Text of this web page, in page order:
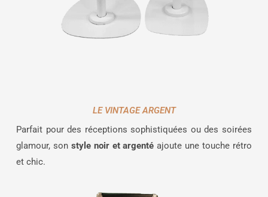
LE VINTAGE ARGENT
Parfait pour des réceptions sophistiquées ou des soirées
glamour, son style noir et argenté ajoute une touche rétro
et chic.